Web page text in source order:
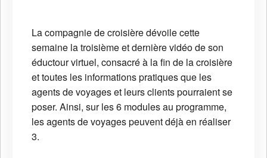
La compagnie de croisière dévoile cette
semaine la troisième et dernière vidéo de son
éductour virtuel, consacré à la fin de la croisière
et toutes les informations pratiques que les
agents de voyages et leurs clients pourraient se
poser. Ainsi, sur les 6 modules au programme,
les agents de voyages peuvent déjà en réaliser
3.